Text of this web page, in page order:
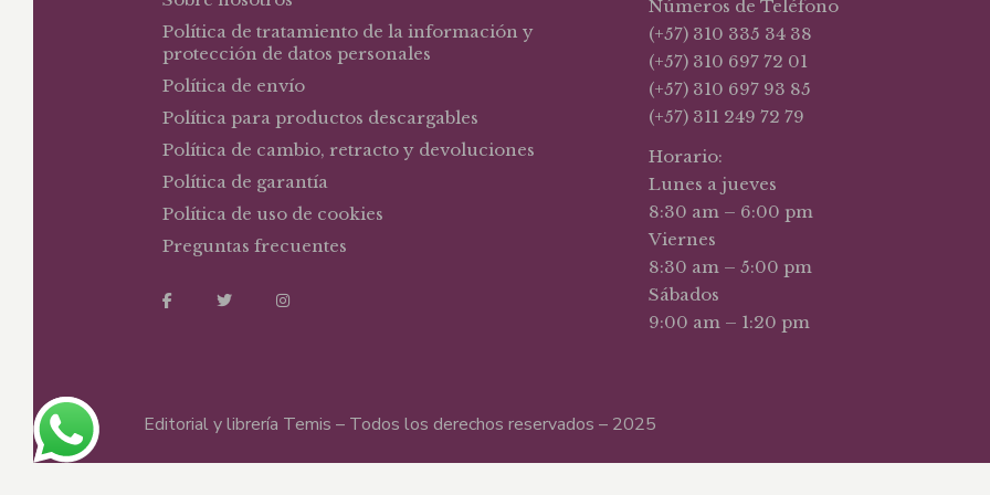
Política de tratamiento de la información y
protección de datos personales
Política de envío
Política para productos descargables
Política de cambio, retracto y devoluciones
Política de garantía
Política de uso de cookies
Preguntas frecuentes
Números de Teléfono
(+57) 310 335 34 38
(+57) 310 697 72 01
(+57) 310 697 93 85
(+57) 311 249 72 79
Horario:
Lunes a jueves
8:30 am – 6:00 pm
Viernes
8:30 am – 5:00 pm
Sábados
9:00 am – 1:20 pm
Editorial y librería Temis – Todos los derechos reservados – 2025